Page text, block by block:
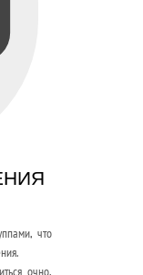
что
очно,